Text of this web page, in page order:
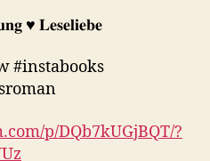
♥︎ 𝐋𝐞𝐬𝐞𝐥𝐢𝐞𝐛𝐞
#instabooks
p/DQb7kUGjBQT/?